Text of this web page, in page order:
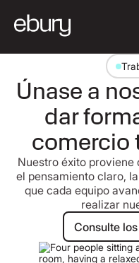
Únase a
dar
comercio
Nuestro éxito proviene
el pensamiento claro,
que cada equipo
realizar
Consulte